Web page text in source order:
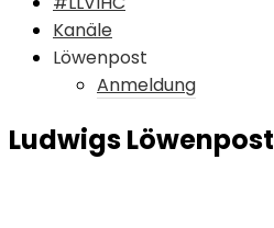
Kanäle
Löwenpost
Anmeldung
Ludwigs Löwenpost